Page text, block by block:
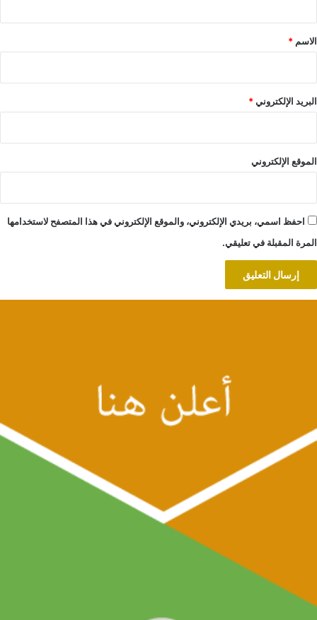
*
الاسم *
البريد الإلكتروني*
الموقع الإلكتروني
احفظ اسمي، بريدي الإلكتروني، والموقع الإلكتروني في هذا المتصفح لاستخدامها
المرة المقبلة في تعليقي.